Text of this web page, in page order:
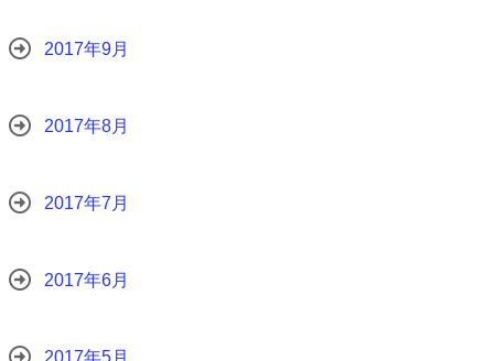
2017年9月
2017年8月
2017年7月
2017年6月
2017年5月